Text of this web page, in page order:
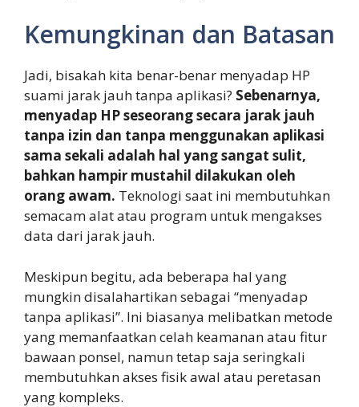
Kemungkinan dan Batasan
Jadi, bisakah kita benar-benar menyadap HP
suami jarak jauh tanpa aplikasi? Sebenarnya,
menyadap HP seseorang secara jarak jauh
tanpa izin dan tanpa menggunakan aplikasi
sama sekali adalah hal yang sangat sulit,
bahkan hampir mustahil dilakukan oleh
orang awam. Teknologi saat ini membutuhkan
semacam alat atau program untuk mengakses
data dari jarak jauh.
Meskipun begitu, ada beberapa hal yang
mungkin disalahartikan sebagai “menyadap
tanpa aplikasi”. Ini biasanya melibatkan metode
yang memanfaatkan celah keamanan atau fitur
bawaan ponsel, namun tetap saja seringkali
membutuhkan akses fisik awal atau peretasan
yang kompleks.